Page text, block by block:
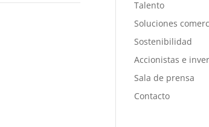
Talento
Soluciones
Sostenibilidad
Accionistas e
Sala de prensa
Contacto